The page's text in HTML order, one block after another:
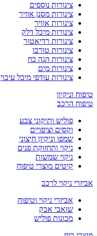
צינורות נוספים
צינורות מסנן אוויר
צינורות אוויר
צינורות מיכל דלק
צינורות רדיאטור
צינורות טורבו
צינורות הגה כח
צינורות מים
צינורות עודפי מיכל עיבוי
טיפוח וניקיון
טיפוח הרכב
פוליש ותיקוני צבע
וקסים וציפויים
שמפו וניקיון חיצוני
ניקוי ותחזוקת פנים
ניקוי שמשות
קיטים מוצרי טיפוח
אביזרי ניקוי לרכב
אביזרי ניקוי וטיפוח
שואבי אבק
מכונות פוליש